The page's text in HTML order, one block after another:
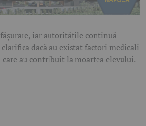
iar autoritățile continuă
dacă au existat factori medicali
au contribuit la moartea elevului.